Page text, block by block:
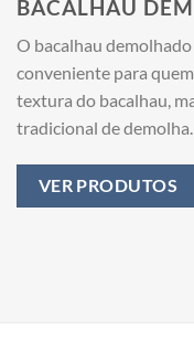
BACALHAU
O bacalhau
conveniente para
textura do bacalhau,
tradicional de demolha.
VER PRODUTOS